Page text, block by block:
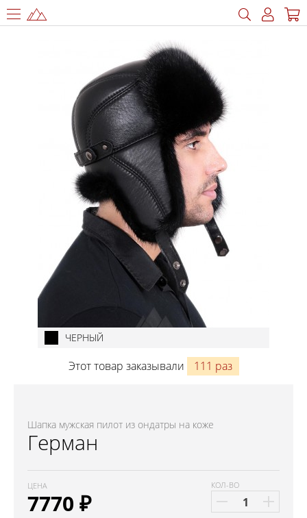
ЧЕРНЫЙ
Этот товар заказывали 111 раз
Шапка мужская пилот из ондатры на коже
Герман
ЦЕНА
7770 ₽
КОЛ-ВО